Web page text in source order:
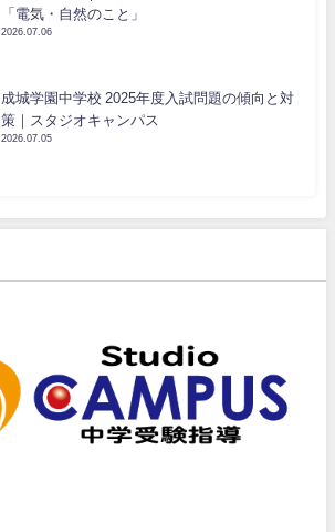
「電気・自然のこと」
2026.07.06
成城学園中学校 2025年度入試問題の傾向と対
策｜スタジオキャンパス
2026.07.05